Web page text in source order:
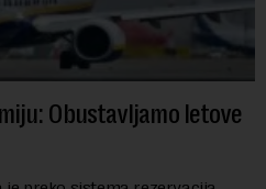
Obustavljamo letove